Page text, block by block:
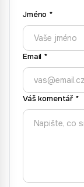
Jméno *
Email *
Váš komentář *